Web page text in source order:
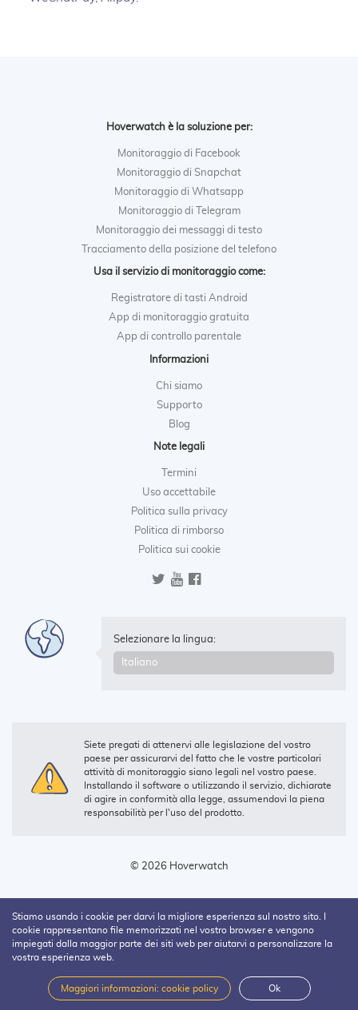
Hoverwatch è la soluzione per:
Monitoraggio di Facebook
Monitoraggio di Snapchat
Monitoraggio di Whatsapp
Monitoraggio di Telegram
Monitoraggio dei messaggi di testo
Tracciamento della posizione del telefono
Usa il servizio di monitoraggio come:
Registratore di tasti Android
App di monitoraggio gratuita
App di controllo parentale
Informazioni
Chi siamo
Supporto
Blog
Note legali
Termini
Uso accettabile
Politica sulla privacy
Politica di rimborso
Politica sui cookie
Selezionare la lingua:
Siete pregati di attenervi alle legislazione del vostro
paese per assicurarvi del fatto che le vostre particolari
attività di monitoraggio siano legali nel vostro paese.
Installando il software o utilizzando il servizio, dichiarate
di agire in conformità alla legge, assumendovi la piena
responsabilità per l'uso del prodotto.
© 2026 Hoverwatch
Stiamo usando i cookie per darvi la migliore esperienza sul nostro sito. I
cookie rappresentano file memorizzati nel vostro browser e vengono
impiegati dalla maggior parte dei siti web per aiutarvi a personalizzare la
vostra esperienza web.
Maggiori informazioni: cookie policy Ok